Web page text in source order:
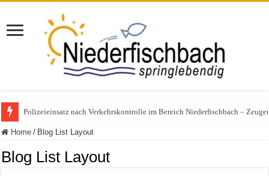
Polizeieinsatz nach Verkehrskontrolle im Bereich Niederfischbach –
Home / Blog List Layout
Blog List Layout